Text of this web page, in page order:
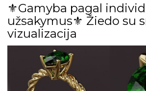
⚜️Gamyba pagal
užsakymus⚜️ Žiedo su
vizualizacija